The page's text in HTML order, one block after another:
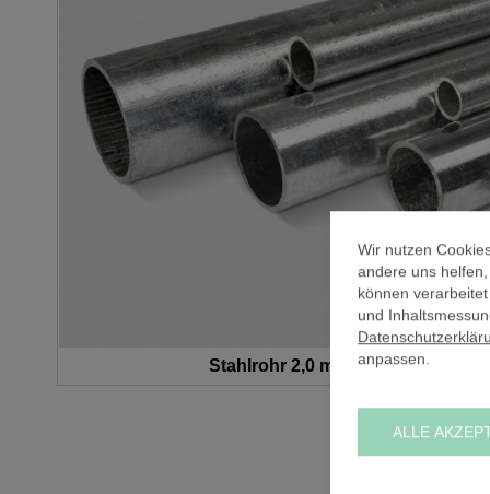
Wir nutzen
andere uns
können
und
anpassen.
ALLE
Stahlrohr 2,0 mm (A) / Ø 21,3 mm